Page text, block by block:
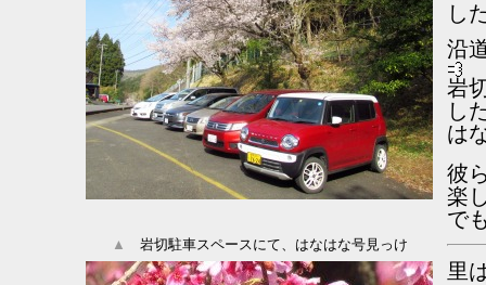
し
沿
岩
し
は
彼
楽
で
▲ 岩切駐車スペースにて、はなはな号見っけ
里